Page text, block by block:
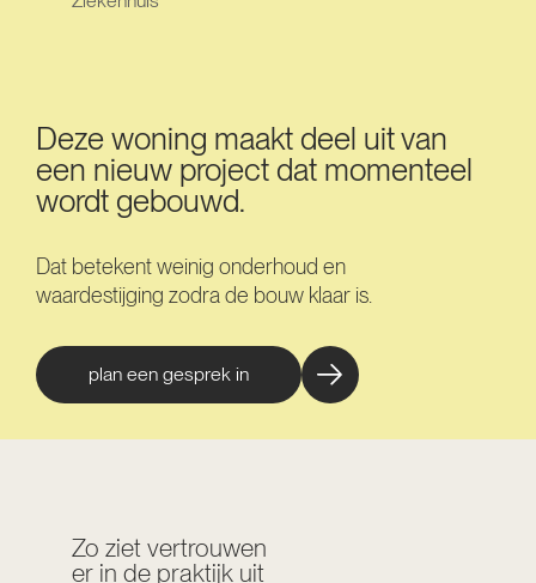
Deze woning maakt deel uit van
een nieuw project dat momenteel
wordt gebouwd.
Dat betekent weinig onderhoud en
waardestijging zodra de bouw klaar is.
plan een gesprek in
Zo ziet vertrouwen
er in de praktijk uit